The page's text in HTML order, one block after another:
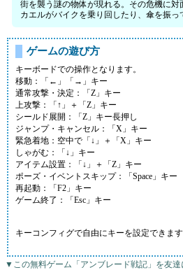
街を襲う謎の物体が現れる。その危機に対
カエルがバイクを乗り回したり、傘を振っ
ゲームの遊び方
キーボードでの操作となります。
移動：「←」「→」キー
通常攻撃・決定：「Z」キー
上攻撃：「↑」＋「Z」キー
シールド展開：「Z」キー長押し
ジャンプ・キャンセル：「X」キー
緊急着地：空中で「↓」＋「X」キー
しゃがむ：「↓」キー
アイテム設置：「↓」＋「Z」キー
ポーズ・イベントスキップ：「Space」キー
再起動：「F2」キー
ゲーム終了：「Esc」キー
キーコンフィグで自由にキーを設定できます
▼この無料ゲーム「アンブレード戦記」を友